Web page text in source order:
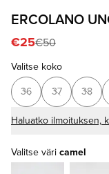
ERCOLANO
€25€50
Valitse koko
36 37 38
Haluatko ilmoituksen,
Valitse väri camel